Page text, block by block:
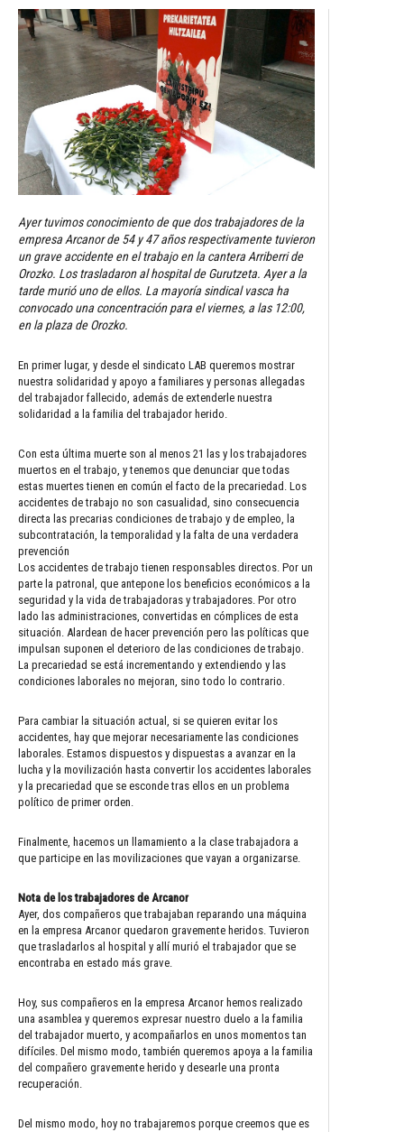
Ayer tuvimos conocimiento de que dos trabajadores de la
empresa Arcanor de 54 y 47 años respectivamente tuvieron
un grave accidente en el trabajo en la cantera Arriberri de
Orozko. Los trasladaron al hospital de Gurutzeta. Ayer a la
tarde murió uno de ellos. La mayoría sindical vasca ha
convocado una concentración para el viernes, a las 12:00,
en la plaza de Orozko.
En primer lugar, y desde el sindicato LAB queremos mostrar
nuestra solidaridad y apoyo a familiares y personas allegadas
del trabajador fallecido, además de extenderle nuestra
solidaridad a la familia del trabajador herido.
Con esta última muerte son al menos 21 las y los trabajadores
muertos en el trabajo, y tenemos que denunciar que todas
estas muertes tienen en común el facto de la precariedad. Los
accidentes de trabajo no son casualidad, sino consecuencia
directa las precarias condiciones de trabajo y de empleo, la
subcontratación, la temporalidad y la falta de una verdadera
prevención
Los accidentes de trabajo tienen responsables directos. Por un
parte la patronal, que antepone los beneficios económicos a la
seguridad y la vida de trabajadoras y trabajadores. Por otro
lado las administraciones, convertidas en cómplices de esta
situación. Alardean de hacer prevención pero las políticas que
impulsan suponen el deterioro de las condiciones de trabajo.
La precariedad se está incrementando y extendiendo y las
condiciones laborales no mejoran, sino todo lo contrario.
Para cambiar la situación actual, si se quieren evitar los
accidentes, hay que mejorar necesariamente las condiciones
laborales. Estamos dispuestos y dispuestas a avanzar en la
lucha y la movilización hasta convertir los accidentes laborales
y la precariedad que se esconde tras ellos en un problema
político de primer orden.
Finalmente, hacemos un llamamiento a la clase trabajadora a
que participe en las movilizaciones que vayan a organizarse.
Nota de los trabajadores de Arcanor
Ayer, dos compañeros que trabajaban reparando una máquina
en la empresa Arcanor quedaron gravemente heridos. Tuvieron
que trasladarlos al hospital y allí murió el trabajador que se
encontraba en estado más grave.
Hoy, sus compañeros en la empresa Arcanor hemos realizado
una asamblea y queremos expresar nuestro duelo a la familia
del trabajador muerto, y acompañarlos en unos momentos tan
difíciles. Del mismo modo, también queremos apoya a la familia
del compañero gravemente herido y desearle una pronta
recuperación.
Del mismo modo, hoy no trabajaremos porque creemos que es